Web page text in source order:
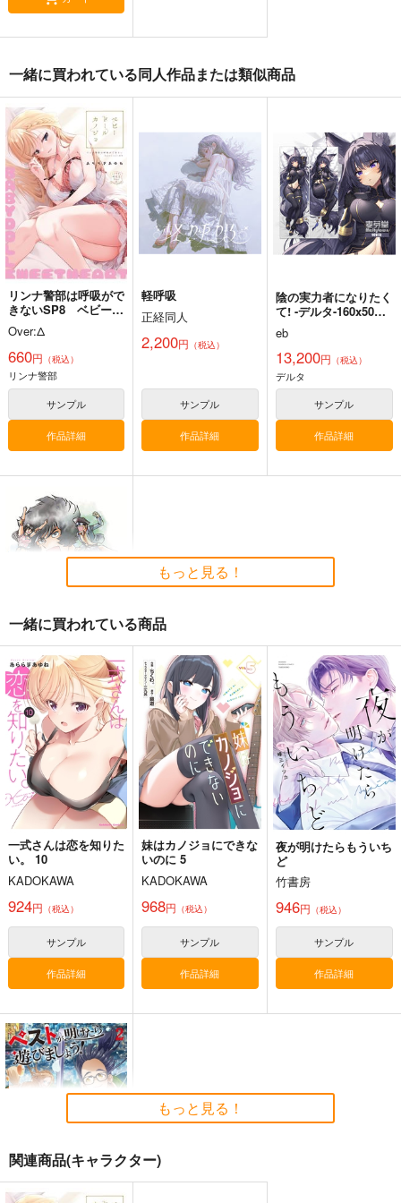
編4
おのでら総本舗
1,540円 （税込）
オリジナル メロス
サンプル
カート
ロイヤルマウンテン
770円（税込）
白峰 莉花
メレ・レタナグア
サンプル
カート
神座万象・第十四機
関
オリジナル
サンプル
カート
黒白のアヴェスター 1
専売 2,178円（税込）
オリジナル
サンプル
ぽに子の食レポごはん
なぐもカレー部
サンプル
≪新刊発売記念
ド】艶娘幻夢譚
T2 ART WORKS
サンプル
競売でマンションを買
った話。３
さくら研究室
550
オリジナル
サンプル
壁配置の話２
さくら研究室
550円（税込）
オリジナル
サンプル
通勤道中であの娘がぱ
んつを見せてくる本13
嘘つき屋
662
オリジナル
サンプル
一緒に買われている同人作品または類似商品
リンナ警部は呼吸がで
きないSP8 ベビード
ールカノジョ
Over:Δ
660円 （税込）
リンナ警部
サンプル
作品詳細
軽呼吸
正経同人
2,200円 （税込）
サンプル
作品詳細
陰の実力者になりたく
て! -デルタ-160x50CM
抱き枕カバー
【1173】
eb
13,200円 （税込）
デルタ
サンプル
作品詳細
あしたのシマモトさ
ん 自粛明け再起動編
ウラシマモト
330円（税込）
サンプル
作品詳細
もっと見る！
一緒に買われている商品
一式さんは恋を知りた
い。 10
KADOKAWA
924円 （税込）
サンプル
作品詳細
妹はカノジョにできな
いのに 5
KADOKAWA
968円 （税込）
サンプル
作品詳細
夜が明けたらもういち
ど
竹書房
946円 （税込）
サンプル
作品詳細
もっと見る！
関連商品(キャラクター)